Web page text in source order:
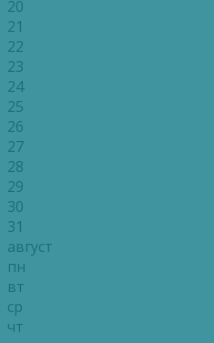
20
21
22
23
24
25
26
27
28
29
30
31
август
пн
вт
ср
чт